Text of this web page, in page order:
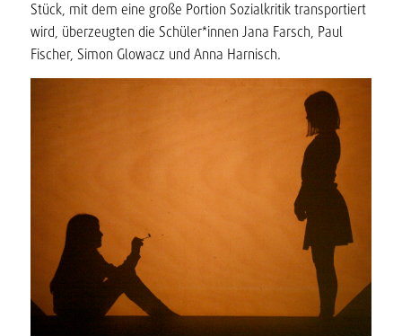
Stück, mit dem eine große Portion Sozialkritik transportiert
wird, überzeugten die Schüler*innen Jana Farsch, Paul
Fischer, Simon Glowacz und Anna Harnisch.